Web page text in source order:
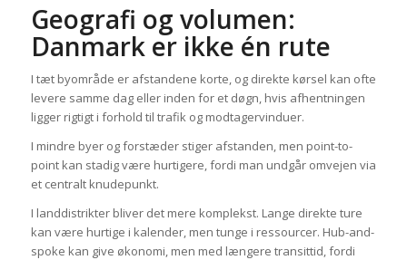
Geografi og volumen:
Danmark er ikke én rute
I tæt byområde er afstandene korte, og direkte kørsel kan ofte
levere samme dag eller inden for et døgn, hvis afhentningen
ligger rigtigt i forhold til trafik og modtagervinduer.
I mindre byer og forstæder stiger afstanden, men point-to-
point kan stadig være hurtigere, fordi man undgår omvejen via
et centralt knudepunkt.
I landdistrikter bliver det mere komplekst. Lange direkte ture
kan være hurtige i kalender, men tunge i ressourcer. Hub-and-
spoke kan give økonomi, men med længere transittid, fordi